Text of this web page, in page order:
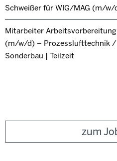
Schweißer für WIG/MAG (m/w/
Mitarbeiter Arbeitsvorbereitung
(m/w/d) – Prozesslufttechnik /
Sonderbau | Teilzeit
zum